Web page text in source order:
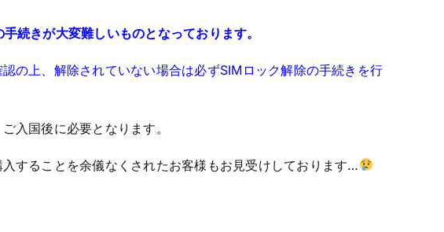
続きが大変難しいものとなっております。
の上、解除されていない場合は必ずSIMロック解除の手続きを行
入国後に必要となります。
することを余儀なくされたお客様もお見受けしております…